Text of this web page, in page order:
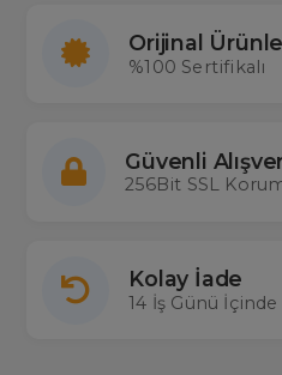
Orijinal
%100 Sertifikalı
Güvenli
256Bit SSL
Kolay İade
14 İş Günü İçinde